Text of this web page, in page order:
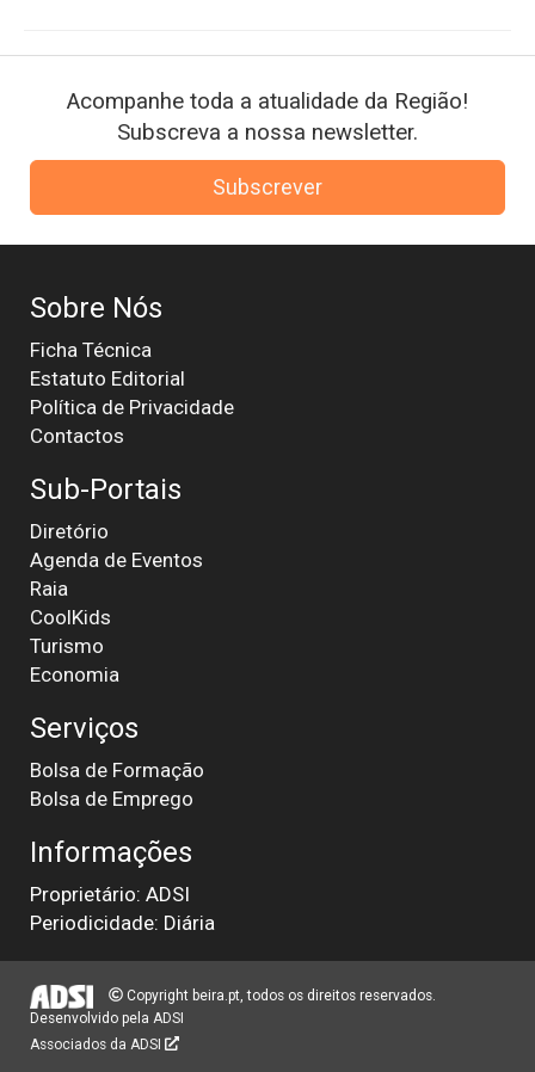
Acompanhe toda a atualidade da Região!
Subscreva a nossa newsletter.
Subscrever
Sobre Nós
Ficha Técnica
Estatuto Editorial
Política de Privacidade
Contactos
Sub-Portais
Diretório
Agenda de Eventos
Raia
CoolKids
Turismo
Economia
Serviços
Bolsa de Formação
Bolsa de Emprego
Informações
Proprietário: ADSI
Periodicidade: Diária
Copyright beira.pt, todos os direitos reservados.
Desenvolvido pela ADSI
Associados da ADSI